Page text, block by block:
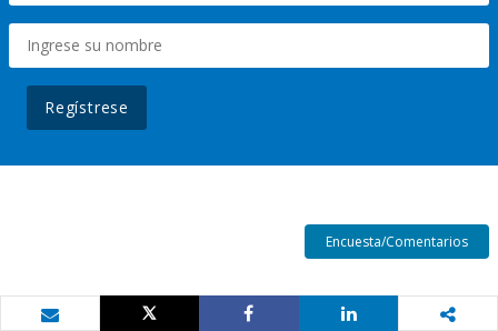
Regístrese
Encuesta/Comentarios